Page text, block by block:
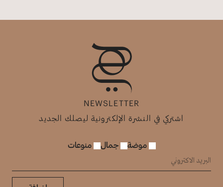
NEWSLETTER
اشتركي في النشرة الإلكترونية ليصلك الجديد
موضة جمال منوعات